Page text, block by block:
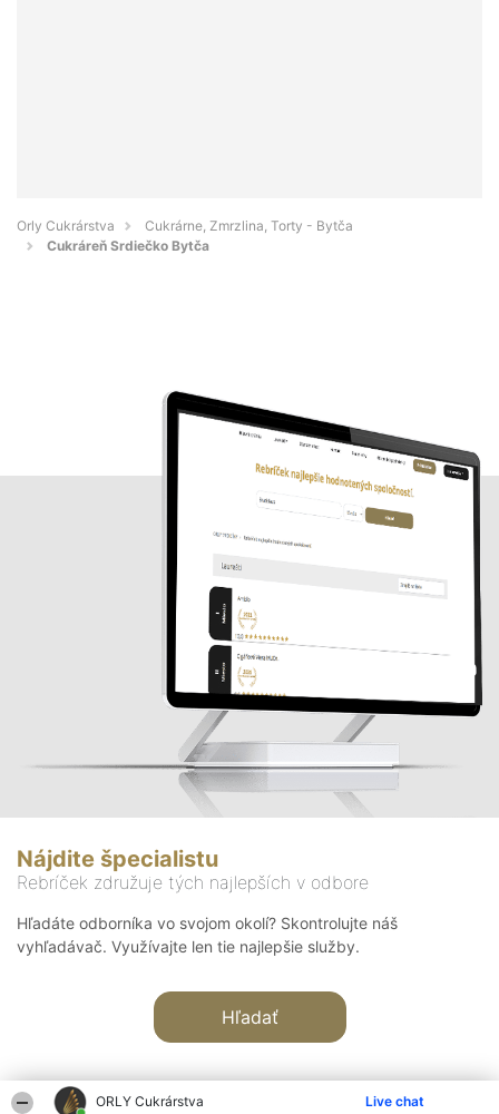
ORLY Cukrárstva Live chat
Orly Cukrárstva
Cukrárne, Zmrzlina, Torty - Bytča
Cukráreň Srdiečko Bytča
Nájdite špecialistu
Rebríček združuje tých najlepších v odbore
Hľadáte odborníka vo svojom okolí? Skontrolujte náš
vyhľadávač. Využívajte len tie najlepšie služby.
Hľadať